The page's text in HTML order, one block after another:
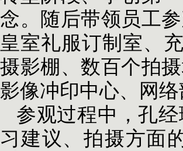
念。随后带领员工
皇室礼服订制室、
摄影棚、数百个拍
影像冲印中心、网络
参观过程中，孔
习建议、拍摄方面